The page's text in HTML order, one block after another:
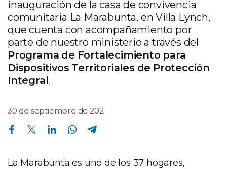
inauguración de la casa de convivencia
comunitaria La Marabunta, en Villa Lynch,
que cuenta con acompañamiento por
parte de nuestro ministerio a través del
Programa de Fortalecimiento para
Dispositivos Territoriales de Protección
Integral.
30 de septiembre de 2021
Compartir en Facebook Compartir en Twitter Compartir en Linkedin Compartir en Whatsapp
La Marabunta es uno de los 37 hogares,